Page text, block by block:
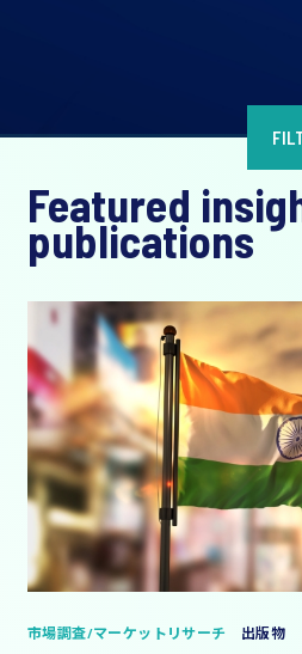
Featured
publications
市場調査/マーケットリサーチ 出版物